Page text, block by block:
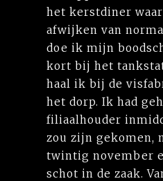
het kerstdiner
afwijken van
doe ik mijn
kort bij het
haal ik bij de
het dorp. Ik had
filiaalhouder
zou zijn gekomen,
twintig november
schot in de zaak.